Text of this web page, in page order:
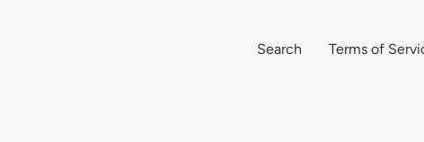
Search Terms of